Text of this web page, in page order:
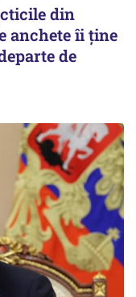
din
anchete îi ține
de